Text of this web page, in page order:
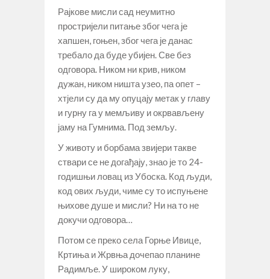
Рајкове мисли сад неумитно
простријели питање због чега је
хапшен, гоњен, због чега је данас
требало да буде убијен. Све без
одговора. Ником ни крив, ником
дужан, ником ништа узео, па опет –
хтјели су да му опуцају метак у главу
и гурну га у мемљиву и окрвављену
јаму на Гумнима. Под земљу.
У животу и борбама звијери такве
ствари се не догађају, знао је то 24-
годишњи ловац из Убоска. Код људи,
код ових људи, чиме су то испуњене
њихове душе и мисли? Ни на то не
докучи одговора…
Потом се преко села Горње Ивице,
Кртиња и Жрвња дочепао планине
Радимље. У широком луку,